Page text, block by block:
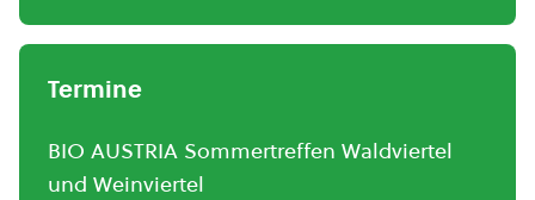
Termine
BIO AUSTRIA Sommertreffen Waldviertel
und Weinviertel